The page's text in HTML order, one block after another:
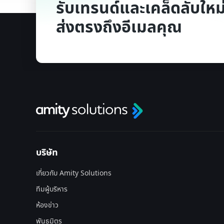
รับเทรนด์และเคล็ดลับให
ส่งตรงถึงอีเมลคุณ
บริษัท
เกี่ยวกับ Amity Solutions
ทีมผู้บริหาร
ห้องข่าว
พันธมิตร